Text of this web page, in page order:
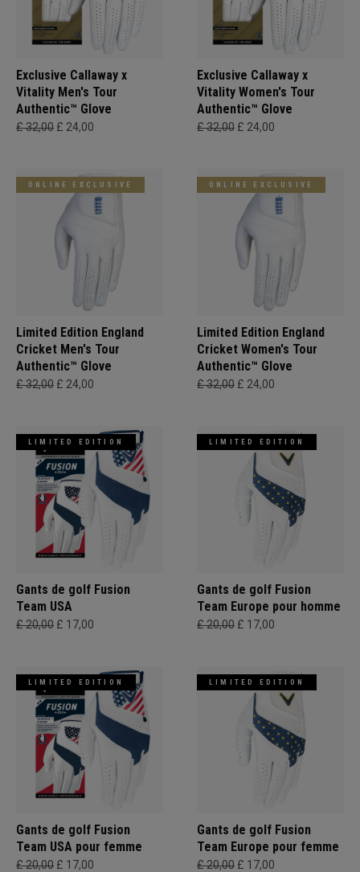
Exclusive Callaway x
Vitality Men's Tour
Authentic™ Glove
£ 32,00 £ 24,00
Exclusive Callaway x
Vitality Women's Tour
Authentic™ Glove
£ 32,00 £ 24,00
ONLINE EXCLUSIVE
Limited Edition England
Cricket Men's Tour
Authentic™ Glove
£ 32,00 £ 24,00
ONLINE EXCLUSIVE
Limited Edition England
Cricket Women's Tour
Authentic™ Glove
£ 32,00 £ 24,00
LIMITED EDITION
Gants de golf Fusion
Team USA
£ 20,00 £ 17,00
LIMITED EDITION
Gants de golf Fusion
Team Europe pour homme
£ 20,00 £ 17,00
LIMITED EDITION
Gants de golf Fusion
Team USA pour femme
£ 20,00 £ 17,00
LIMITED EDITION
Gants de golf Fusion
Team Europe pour femme
£ 20,00 £ 17,00